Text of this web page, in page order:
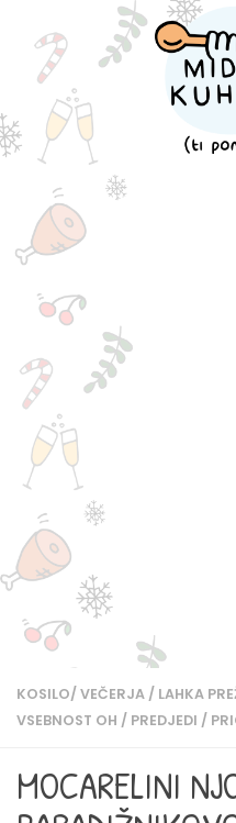
KOSILO/ VEČERJA / LAHKA
VSEBNOST OH / PREDJEDI /
MOCARELINI